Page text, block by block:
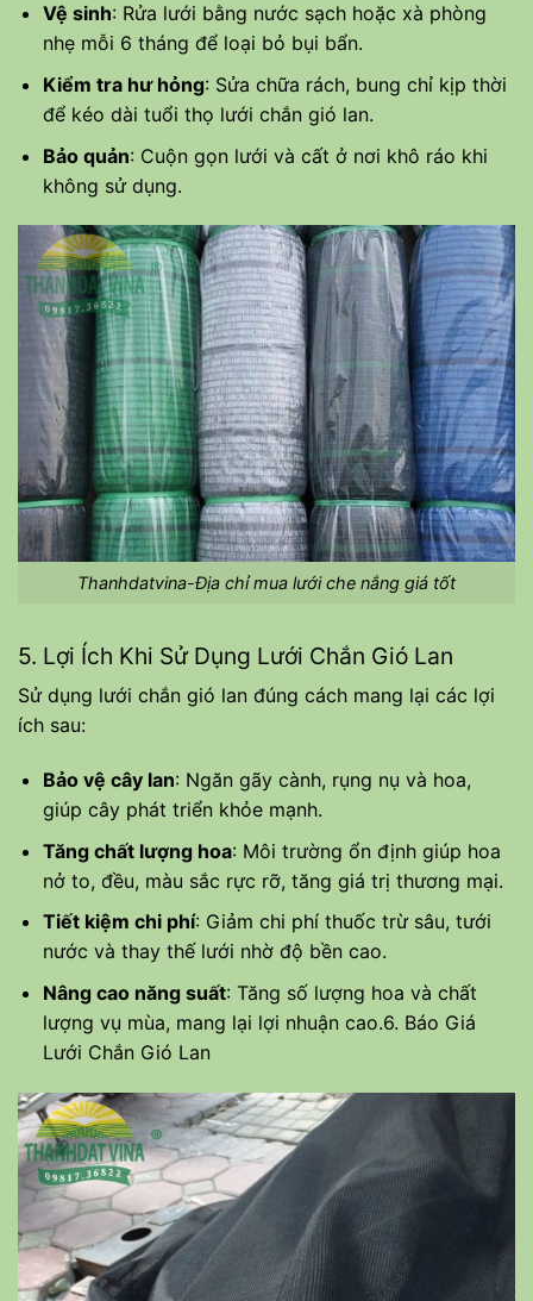
Vệ sinh: Rửa lưới bằng nước sạch hoặc xà phòng
nhẹ mỗi 6 tháng để loại bỏ bụi bẩn.
Kiểm tra hư hỏng: Sửa chữa rách, bung chỉ kịp thời
để kéo dài tuổi thọ lưới chắn gió lan.
Bảo quản: Cuộn gọn lưới và cất ở nơi khô ráo khi
không sử dụng.
Thanhdatvina-Địa chỉ mua lưới che nắng giá tốt
5. Lợi Ích Khi Sử Dụng Lưới Chắn Gió Lan
Sử dụng lưới chắn gió lan đúng cách mang lại các lợi
ích sau:
Bảo vệ cây lan: Ngăn gãy cành, rụng nụ và hoa,
giúp cây phát triển khỏe mạnh.
Tăng chất lượng hoa: Môi trường ổn định giúp hoa
nở to, đều, màu sắc rực rỡ, tăng giá trị thương mại.
Tiết kiệm chi phí: Giảm chi phí thuốc trừ sâu, tưới
nước và thay thế lưới nhờ độ bền cao.
Nâng cao năng suất: Tăng số lượng hoa và chất
lượng vụ mùa, mang lại lợi nhuận cao.6. Báo Giá
Lưới Chắn Gió Lan